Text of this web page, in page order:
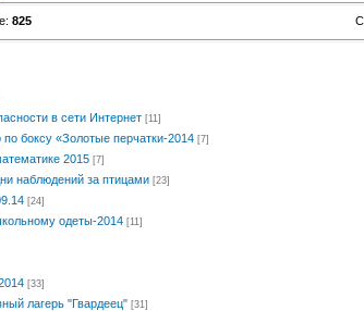
: 825
в сети Интернет [11]
боксу «Золотые перчатки-2014 [7]
2015 [7]
наблюдений за птицами [23]
[24]
одеты-2014 [11]
[33]
лагерь "Гвардеец" [31]